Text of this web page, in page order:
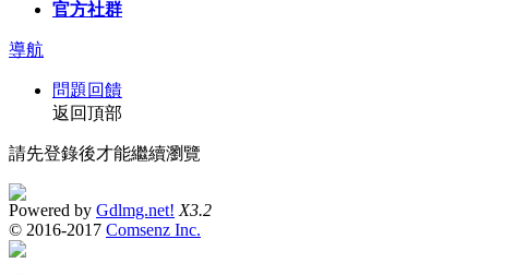
官方社群
導航
問題回饋
返回頂部
請先登錄後才能繼續瀏覽
Powered by Gdlmg.net! X3.2
© 2016-2017 Comsenz Inc.